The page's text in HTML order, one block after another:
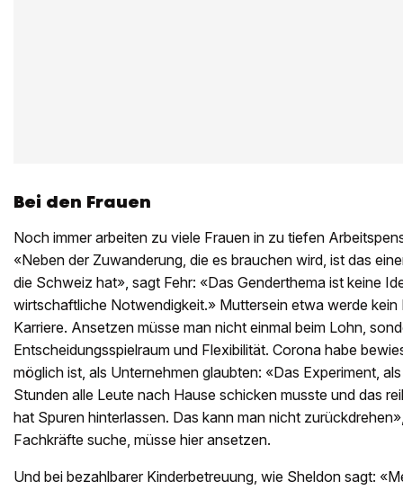
Bei den Frauen
Noch immer arbeiten zu viele Frauen in zu tiefen
«Neben der Zuwanderung, die es brauchen wird, ist das
die Schweiz hat», sagt Fehr: «Das Genderthema ist keine
wirtschaftliche Notwendigkeit.» Muttersein etwa werde kein
Karriere. Ansetzen müsse man nicht einmal beim Lohn,
Entscheidungsspielraum und Flexibilität. Corona habe
möglich ist, als Unternehmen glaubten: «Das Experiment,
Stunden alle Leute nach Hause schicken musste und das
hat Spuren hinterlassen. Das kann man nicht
Fachkräfte suche, müsse hier ansetzen.
Und bei bezahlbarer Kinderbetreuung, wie Sheldon sagt: